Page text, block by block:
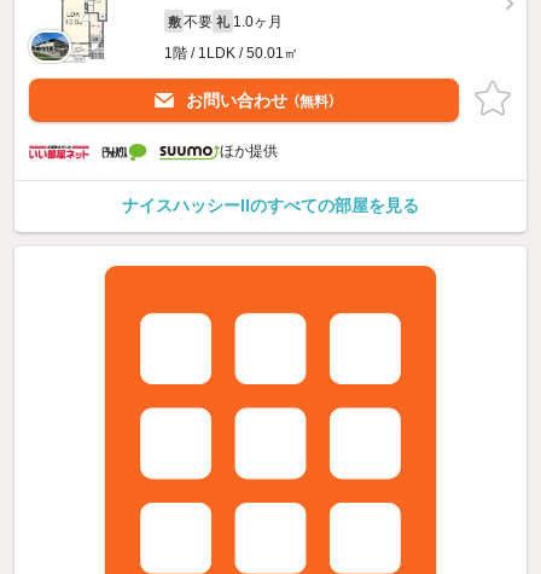
敷 不要 礼 1.0ヶ月
1階 / 1LDK / 50.01㎡
お問い合わせ （無料）
ほか提供
ナイスハッシーIIのすべての部屋を見る